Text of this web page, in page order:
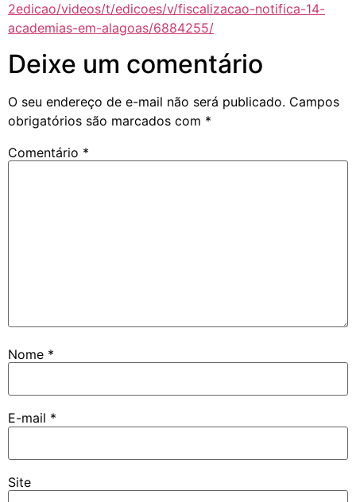
2edicao/videos/t/edicoes/v/fiscalizacao-notifica-14-
academias-em-alagoas/6884255/
Deixe um comentário
O seu endereço de e-mail não será publicado. Campos
obrigatórios são marcados com *
Comentário *
Nome *
E-mail *
Site